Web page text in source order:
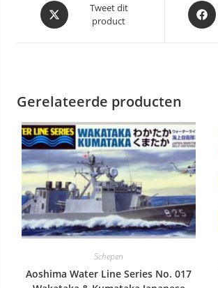
Opent
in
Tweet dit
product
Opent
in
Gerelateerde producten
Schepen
Aoshima Water Line Series No. 017